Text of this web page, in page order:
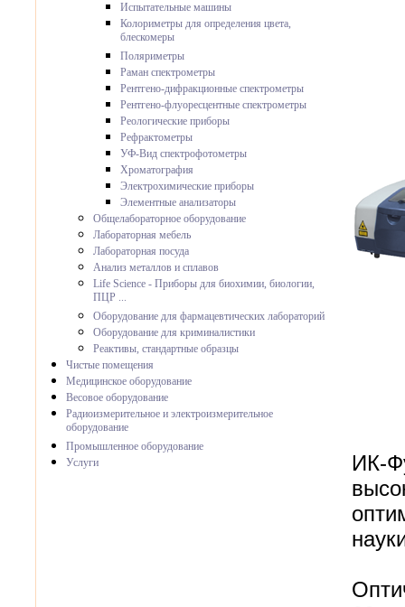
Испытательные машины
Колориметры для определения цвета,
блескомеры
Поляриметры
Раман спектрометры
Рентгено-дифракционные спектрометры
Рентгено-флуоресцентные спектрометры
Реологические приборы
Рефрактометры
УФ-Вид спектрофотометры
Хроматография
Электрохимические приборы
Элементные анализаторы
Общелабораторное оборудование
Лабораторная мебель
Лабораторная посуда
Анализ металлов и сплавов
Life Science - Приборы для биохимии, биологии,
ПЦР ...
Оборудование для фармацевтических лабораторий
Оборудование для криминалистики
Реактивы, стандартные образцы
Чистые помещения
Медицинское оборудование
Весовое оборудование
Радиоизмерительное и электроизмерительное
оборудование
Промышленное оборудование
Услуги
ИК-